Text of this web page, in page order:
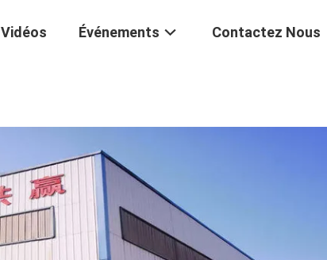
Vidéos Événements Contactez Nous